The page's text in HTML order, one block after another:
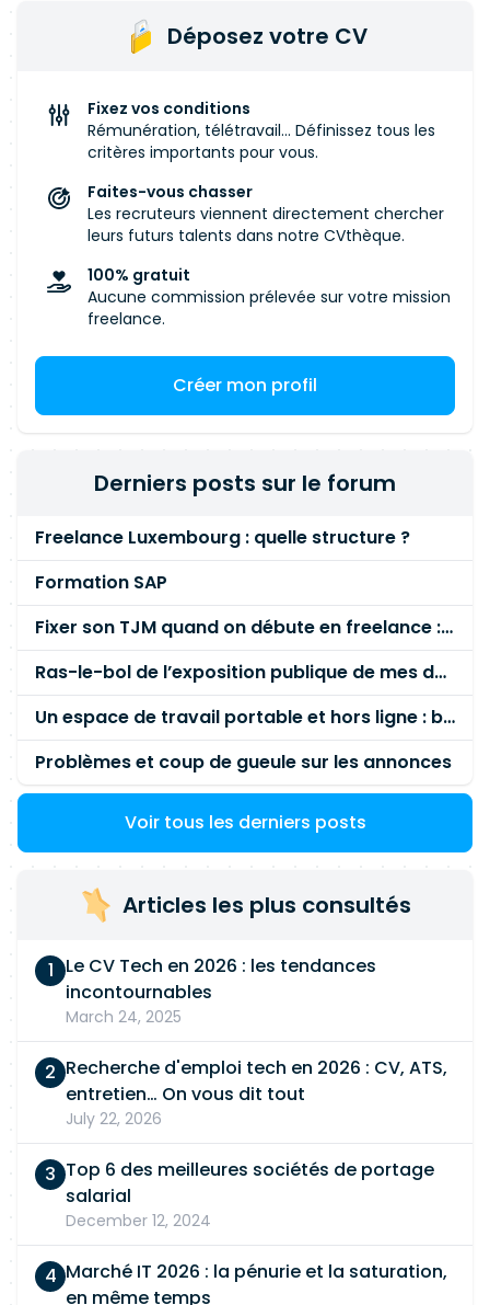
Déposez votre CV
Fixez vos conditions
Rémunération, télétravail... Définissez tous les
critères importants pour vous.
Faites-vous chasser
Les recruteurs viennent directement chercher
leurs futurs talents dans notre CVthèque.
100% gratuit
Aucune commission prélevée sur votre mission
freelance.
Créer mon profil
Derniers posts sur le forum
Freelance Luxembourg : quelle structure ?
Formation SAP
Fixer son TJM quand on débute en freelance : la méthode mathématique (et pas au feeling) 🛑
Ras-le-bol de l’exposition publique de mes données personnelles liées à mon entreprise
Un espace de travail portable et hors ligne : besoin réel ou fausse bonne idée ?
Problèmes et coup de gueule sur les annonces
Voir tous les derniers posts
Articles les plus consultés
Le CV Tech en 2026 : les tendances
incontournables
March 24, 2025
Recherche d'emploi tech en 2026 : CV, ATS,
entretien… On vous dit tout
July 22, 2026
Top 6 des meilleures sociétés de portage
salarial
December 12, 2024
Marché IT 2026 : la pénurie et la saturation,
en même temps